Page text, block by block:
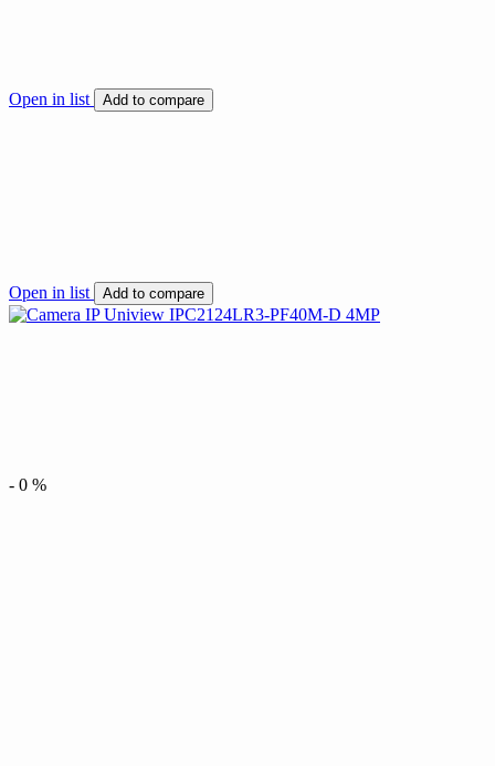
Open in list Add to compare
Open in list Add to compare
- 0 %